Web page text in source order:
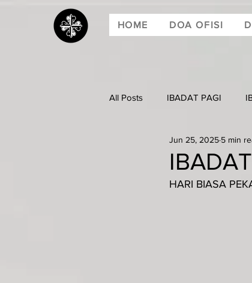
HOME DOA OFISI
All Posts IBADAT PAGI
Jun 25, 2025 5 min
HARI BIASA